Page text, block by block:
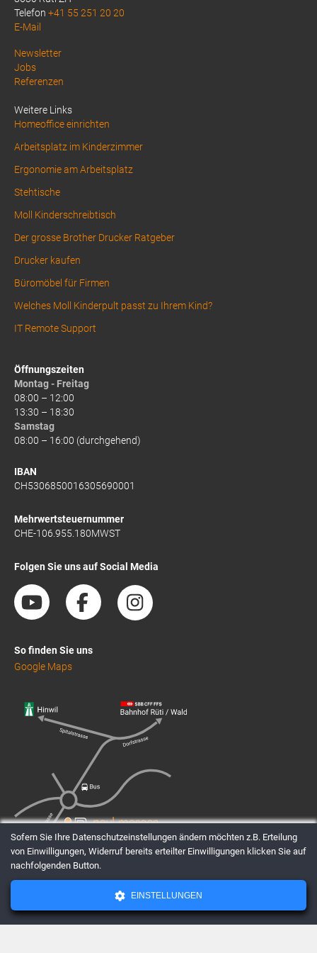
Telefon +41 55 251 20 20
E-Mail
Above
Footer
Newsletter
Jobs
Referenzen
Weitere Links
Homeoffice einrichten
Arbeitsplatz im Kinderzimmer
Ergonomie am Arbeitsplatz
Stehtische
Moll Kinderschreibtisch
Der grosse Brother Drucker Ratgeber
Drucker kaufen
Büromöbel für Firmen
Welches Moll Kinderpult passt zu Ihrem Kind?
IT Remote Support
Öffnungszeiten
Montag - Freitag
08:00 – 12:00
13:30 – 18:30
Samstag
08:00 – 16:00 (durchgehend)
IBAN
CH5306850016305690001
Mehrwertsteuernummer
CHE-106.955.180MWST
Folgen Sie uns auf Social Media
So finden Sie uns
Google Maps
AGBsDatenschutzImpressum
Sofern Sie Ihre Datenschutzeinstellungen ändern möchten z.B. Erteilung
von Einwilligungen, Widerruf bereits erteilter Einwilligungen klicken Sie auf
nachfolgenden Button.
EINSTELLUNGEN